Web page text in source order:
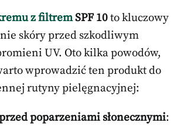
z filtremSPF 10to kluczowy
skóry przed szkodliwym
UV. Oto kilka powodów,
wprowadzić ten produkt do
rutyny pielęgnacyjnej:
poparzeniami słonecznymi: